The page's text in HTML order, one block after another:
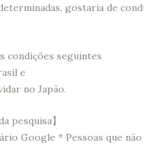
gostaria de
condições seguintes
e
no Japão.
pesquisa】
Google * Pessoas que